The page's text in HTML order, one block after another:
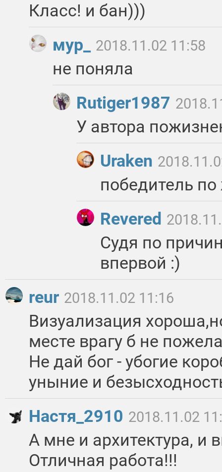
Класс! и бан)))
мур_
2018.11.02 11:58
не поняла
Rutiger1987
У автора
Uraken
победитель
Revered
Судя по
впервой :)
reur 2018.11.02 11:16
Визуализация
месте врагу б не
Не дай бог - убогие
уныние и
Настя_2910 2018.11.02
А мне и архитектура, и
Отличная работа!!!